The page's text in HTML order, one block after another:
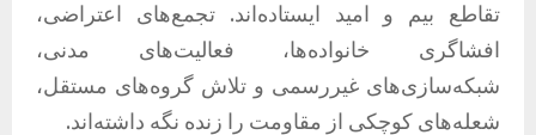
تقاطع بیم و امید ایستاده‌اند. تجمع‌های اعتراضی،
افشاگری خانواده‌ها، فعالیت‌های مدنی،
شبکه‌سازی‌های غیررسمی و تلاش گروه‌های مستقل،
شعله‌های کوچکی از مقاومت را زنده نگه داشته‌اند.